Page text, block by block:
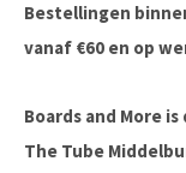
Bestellingen
vanaf €60 en op
Boards and More
The Tube